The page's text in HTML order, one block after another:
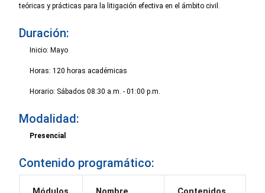
teóricas y prácticas para la litigación efectiva en el ámbito civil.
Duración:
Inicio: Mayo
Horas: 120 horas académicas
Horario: Sábados 08:30 a.m. - 01:00 p.m.
Modalidad:
Presencial
Contenido programático: